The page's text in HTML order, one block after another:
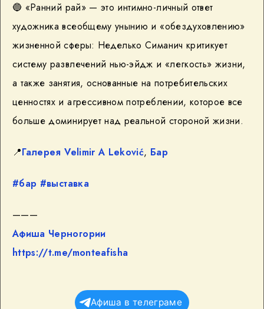
🔵 «Ранний рай» — это интимно-личный ответ
художника всеобщему унынию и «обездуховлению»
жизненной сферы: Неделько Симанич критикует
систему развлечений нью-эйдж и «легкость» жизни,
а также занятия, основанные на потребительских
ценностях и агрессивном потреблении, которое все
больше доминирует над реальной стороной жизни.
📍Галерея Velimir A Leković, Бар
#бар #выставка
———
Афиша Черногории
https://t.me/monteafisha
Афиша в телеграме